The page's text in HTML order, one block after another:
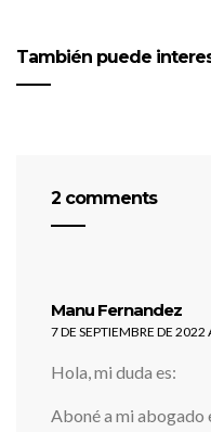
También puede
2 comments
Manu Fernandez
7 DE SEPTIEMBRE DE 2022
Hola, mi duda es:
Aboné a mi abogado